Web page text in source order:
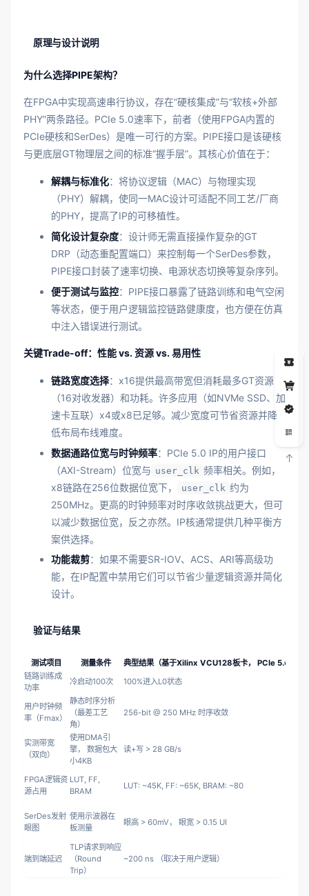
原理与设计说明
为什么选择PIPE架构？
在FPGA中实现高速串行协议，存在“硬核集成”与“软核+外部
PHY”两条路径。PCIe 5.0速率下，前者（使用FPGA内置的
PCIe硬核和SerDes）是唯一可行的方案。PIPE接口是该硬核
与更底层GT物理层之间的标准“握手层”。其核心价值在于：
解耦与标准化：将协议逻辑（MAC）与物理实现
（PHY）解耦，使同一MAC设计可适配不同工艺/厂商
的PHY，提高了IP的可移植性。
简化设计复杂度：设计师无需直接操作复杂的GT
DRP（动态重配置端口）来控制每一个SerDes参数，
PIPE接口封装了速率切换、电源状态切换等复杂序列。
便于测试与监控：PIPE接口暴露了链路训练和电气空闲
等状态，便于用户逻辑监控链路健康度，也方便在仿真
中注入错误进行测试。
关键Trade-off：性能 vs. 资源 vs. 易用性
链路宽度选择：x16提供最高带宽但消耗最多GT资源
（16对收发器）和功耗。许多应用（如NVMe SSD、加
速卡互联）x4或x8已足够。减少宽度可节省资源并降
低布局布线难度。
数据通路位宽与时钟频率：PCIe 5.0 IP的用户接口
（AXI-Stream）位宽与 user_clk 频率相关。例如，
x8链路在256位数据位宽下，
user_clk 约为
250MHz。更高的时钟频率对时序收敛挑战更大，但可
以减少数据位宽，反之亦然。IP核通常提供几种平衡方
案供选择。
功能裁剪：如果不需要SR-IOV、ACS、ARI等高级功
能，在IP配置中禁用它们可以节省少量逻辑资源并简化
设计。
验证与结果
测试项目 测量条件
典型结果（基于Xilinx VCU128板卡， PCIe 5.0 x8
链路训练成
功率
冷启动100次 100%进入L0状态
用户时钟频
率（Fmax）
静态时序分析
（最差工艺
角）
256-bit @ 250 MHz 时序收敛
实测带宽
（双向）
使用DMA引
擎， 数据包大
小4KB
读+写 > 28 GB/s
FPGA逻辑资
源占用
LUT, FF,
BRAM
LUT: ~45K, FF: ~65K, BRAM: ~80
SerDes发射
眼图
使用示波器在
板测量
眼高 > 60mV， 眼宽 > 0.15 UI
端到端延迟
TLP请求到响应
（Round
Trip）
~200 ns （取决于用户逻辑）